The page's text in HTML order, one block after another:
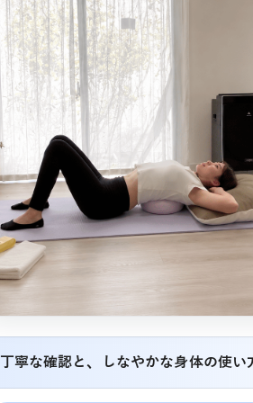
丁寧な確認と、しなやかな身体の使い